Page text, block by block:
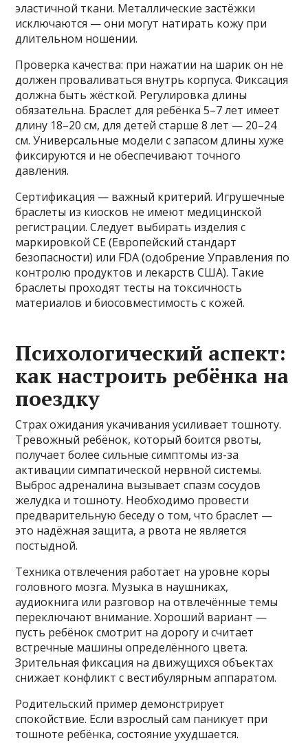
эластичной ткани. Металлические застёжки
исключаются — они могут натирать кожу при
длительном ношении.
Проверка качества: при нажатии на шарик он не
должен проваливаться внутрь корпуса. Фиксация
должна быть жёсткой. Регулировка длины
обязательна. Браслет для ребёнка 5–7 лет имеет
длину 18–20 см, для детей старше 8 лет — 20–24
см. Универсальные модели с запасом длины хуже
фиксируются и не обеспечивают точного
давления.
Сертификация — важный критерий. Игрушечные
браслеты из киосков не имеют медицинской
регистрации. Следует выбирать изделия с
маркировкой CE (Европейский стандарт
безопасности) или FDA (одобрение Управления по
контролю продуктов и лекарств США). Такие
браслеты проходят тесты на токсичность
материалов и биосовместимость с кожей.
Психологический аспект:
как настроить ребёнка на
поездку
Страх ожидания укачивания усиливает тошноту.
Тревожный ребёнок, который боится рвоты,
получает более сильные симптомы из-за
активации симпатической нервной системы.
Выброс адреналина вызывает спазм сосудов
желудка и тошноту. Необходимо провести
предварительную беседу о том, что браслет —
это надёжная защита, а рвота не является
постыдной.
Техника отвлечения работает на уровне коры
головного мозга. Музыка в наушниках,
аудиокнига или разговор на отвлечённые темы
переключают внимание. Хороший вариант —
пусть ребёнок смотрит на дорогу и считает
встречные машины определённого цвета.
Зрительная фиксация на движущихся объектах
снижает конфликт с вестибулярным аппаратом.
Родительский пример демонстрирует
спокойствие. Если взрослый сам паникует при
тошноте ребёнка, состояние ухудшается.